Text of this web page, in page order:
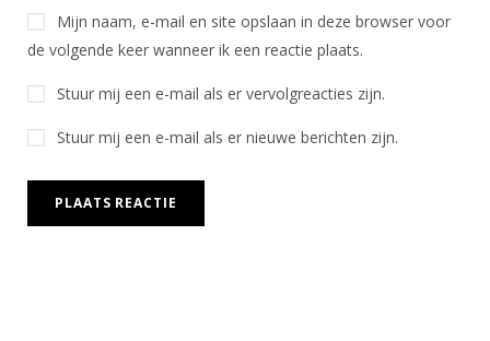
Mijn naam, e-mail en site opslaan in deze browser voor
de volgende keer wanneer ik een reactie plaats.
Stuur mij een e-mail als er vervolgreacties zijn.
Stuur mij een e-mail als er nieuwe berichten zijn.